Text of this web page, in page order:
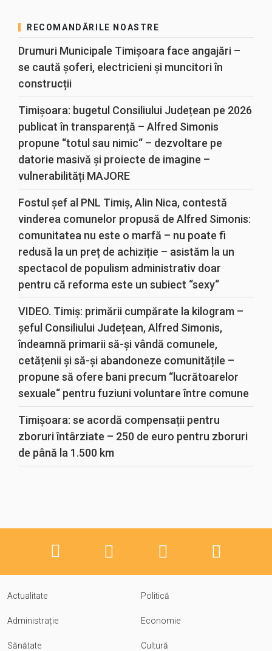
RECOMANDĂRILE NOASTRE
Drumuri Municipale Timișoara face angajări –
se caută șoferi, electricieni și muncitori în
construcții
Timișoara: bugetul Consiliului Județean pe 2026
publicat în transparență – Alfred Simonis
propune “totul sau nimic“ – dezvoltare pe
datorie masivă și proiecte de imagine –
vulnerabilități MAJORE
Fostul șef al PNL Timiș, Alin Nica, contestă
vinderea comunelor propusă de Alfred Simonis:
comunitatea nu este o marfă – nu poate fi
redusă la un preț de achiziție – asistăm la un
spectacol de populism administrativ doar
pentru că reforma este un subiect “sexy“
VIDEO. Timiș: primării cumpărate la kilogram –
șeful Consiliului Județean, Alfred Simonis,
îndeamnă primarii să-și vândă comunele,
cetățenii și să-și abandoneze comunitățile –
propune să ofere bani precum “lucrătoarelor
sexuale“ pentru fuziuni voluntare între comune
Timișoara: se acordă compensații pentru
zboruri întârziate – 250 de euro pentru zboruri
de până la 1.500 km
Actualitate Politică
Administrație Economie
Sănătate Cultură